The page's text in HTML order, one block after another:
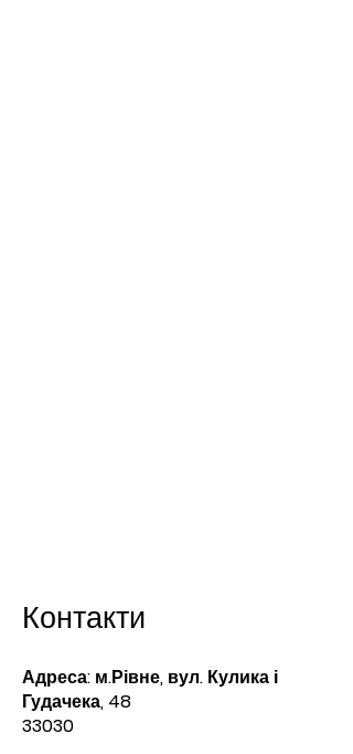
Контакти
Адреса: м.Рівне, вул. Кулика і
Гудачека, 48
33030